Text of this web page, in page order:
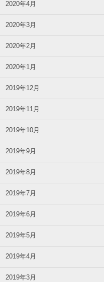
2020年4月
2020年3月
2020年2月
2020年1月
2019年12月
2019年11月
2019年10月
2019年9月
2019年8月
2019年7月
2019年6月
2019年5月
2019年4月
2019年3月